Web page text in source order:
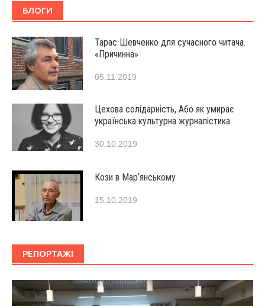
БЛОГИ
Тарас Шевченко для сучасного читача.
«Причинна»
05.11.2019
Цехова солідарність, Або як умирає
українська культурна журналістика
30.10.2019
Кози в Марʼянському
15.10.2019
РЕПОРТАЖІ